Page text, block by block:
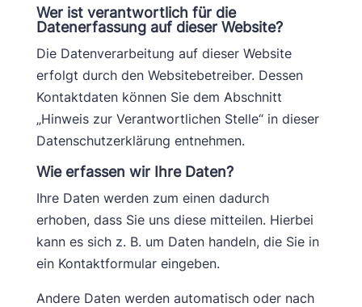
Wer ist verantwortlich für die
Datenerfassung auf dieser Website?
Die Datenverarbeitung auf dieser Website
erfolgt durch den Websitebetreiber. Dessen
Kontaktdaten können Sie dem Abschnitt
„Hinweis zur Verantwortlichen Stelle“ in dieser
Datenschutzerklärung entnehmen.
Wie erfassen wir Ihre Daten?
Ihre Daten werden zum einen dadurch
erhoben, dass Sie uns diese mitteilen. Hierbei
kann es sich z. B. um Daten handeln, die Sie in
ein Kontaktformular eingeben.
Andere Daten werden automatisch oder nach